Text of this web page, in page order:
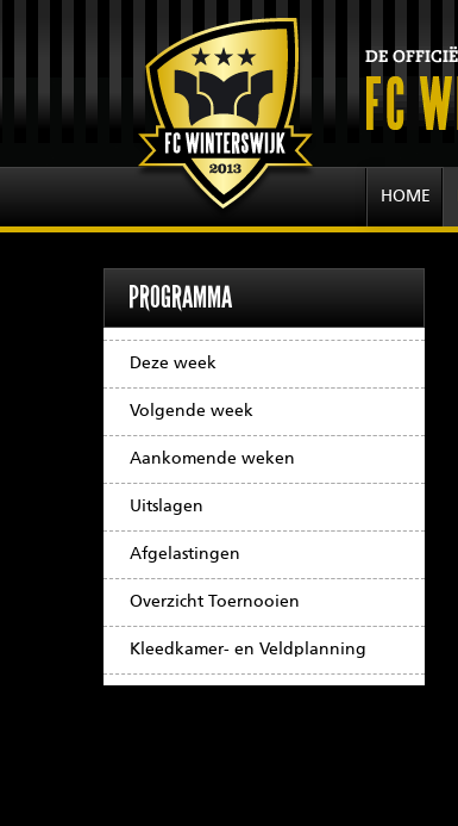
HOME
PROGRAMMA
Deze week
Volgende week
Aankomende weken
Uitslagen
Afgelastingen
Overzicht Toernooien
Kleedkamer- en Veldplanning